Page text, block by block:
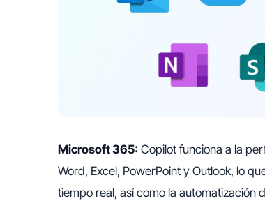
Microsoft 365: Copilot funciona a la
Word, Excel, PowerPoint y Outlook, lo
tiempo real, así como la automatización